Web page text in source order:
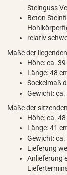
Steinguss
Beton
relativ
Maße der
Höhe: ca.
Länge: 48
Sockelmaß
Gewicht: ca.
Maße der
Höhe: ca.
Länge: 41
Gewicht: ca.
Lieferung
Anlieferung